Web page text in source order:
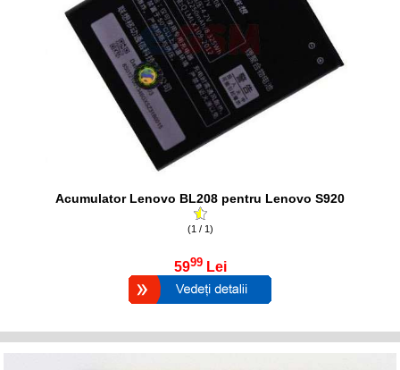
Acumulator Lenovo BL208 pentru Lenovo S920
(1 / 1)
5999 Lei